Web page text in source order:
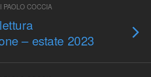
PAOLO COCCIA
– estate 2023